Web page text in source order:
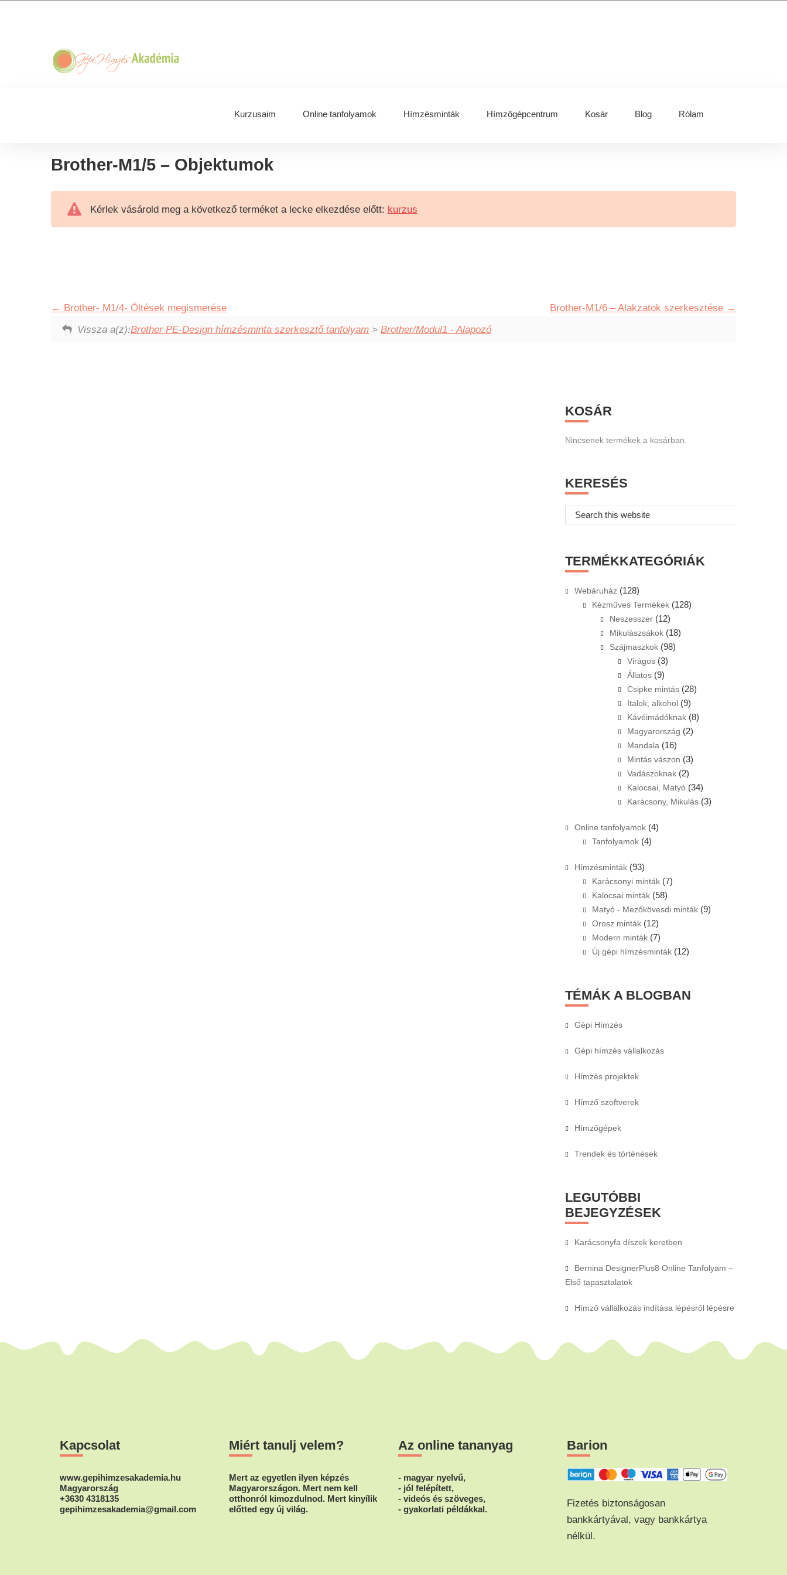
Kurzusaim Online tanfolyamok Hímzésminták Hímzőgépcentrum Kosár Blog Rólam
Brother-M1/5 – Objektumok
Kérlek vásárold meg a következő terméket a lecke elkezdése előtt: kurzus
Brother- M1/4- Öltések megismerése
Brother-M1/6 – Alakzatok szerkesztése
Vissza a(z):Brother PE-Design hímzésminta szerkesztő tanfolyam >Brother/Modul1 - Alapozó
Primary
Sidebar
KOSÁR
Nincsenek termékek a kosárban.
KERESÉS
Search
this
TERMÉKKATEGÓRIÁK
Webáruház (128)
Kézműves Termékek (128)
Neszesszer (12)
Mikulászsákok (18)
Szájmaszkok (98)
Virágos (3)
Állatos (9)
Csipke mintás (28)
Italok, alkohol (9)
Kávéimádóknak (8)
Magyarország (2)
Mandala (16)
Mintás vászon (3)
Vadászoknak (2)
Kalocsai, Matyó (34)
Karácsony, Mikulás (3)
Online tanfolyamok (4)
Tanfolyamok (4)
Hímzésminták (93)
Karácsonyi minták (7)
Kalocsai minták (58)
Matyó - Mezőkövesdi minták (9)
Orosz minták (12)
Modern minták (7)
Új gépi hímzésminták (12)
TÉMÁK A BLOGBAN
Gépi Hímzés
Gépi hímzés vállalkozás
Hímzés projektek
Hímző szoftverek
Hímzőgépek
Trendek és történések
LEGUTÓBBI
BEJEGYZÉSEK
Karácsonyfa díszek keretben
Bernina DesignerPlus8 Online Tanfolyam –
Első tapasztalatok
Hímző vállalkozás indítása lépésről lépésre
Kapcsolat
www.gepihimzesakademia.hu
Magyarország
+3630 4318135
gepihimzesakademia@gmail.com
Miért tanulj velem?
Mert az egyetlen ilyen képzés
Magyarországon. Mert nem kell
otthonról kimozdulnod. Mert kinyílik
előtted egy új világ.
Az online tananyag
- magyar nyelvű,
- jól felépített,
- videós és szöveges,
- gyakorlati példákkal.
Barion
Fizetés biztonságosan
bankkártyával, vagy bankkártya
nélkül.